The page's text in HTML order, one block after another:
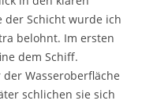
der Schicht wurde ich
belohnt. Im ersten
dem Schiff.
Wasseroberfläche
schlichen sie sich